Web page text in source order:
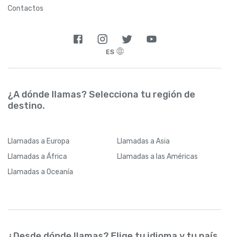
Contactos
ES
¿A dónde llamas? Selecciona tu región de
destino.
Llamadas a Europa Llamadas a Asia
Llamadas a África Llamadas a las Américas
Llamadas a Oceanía